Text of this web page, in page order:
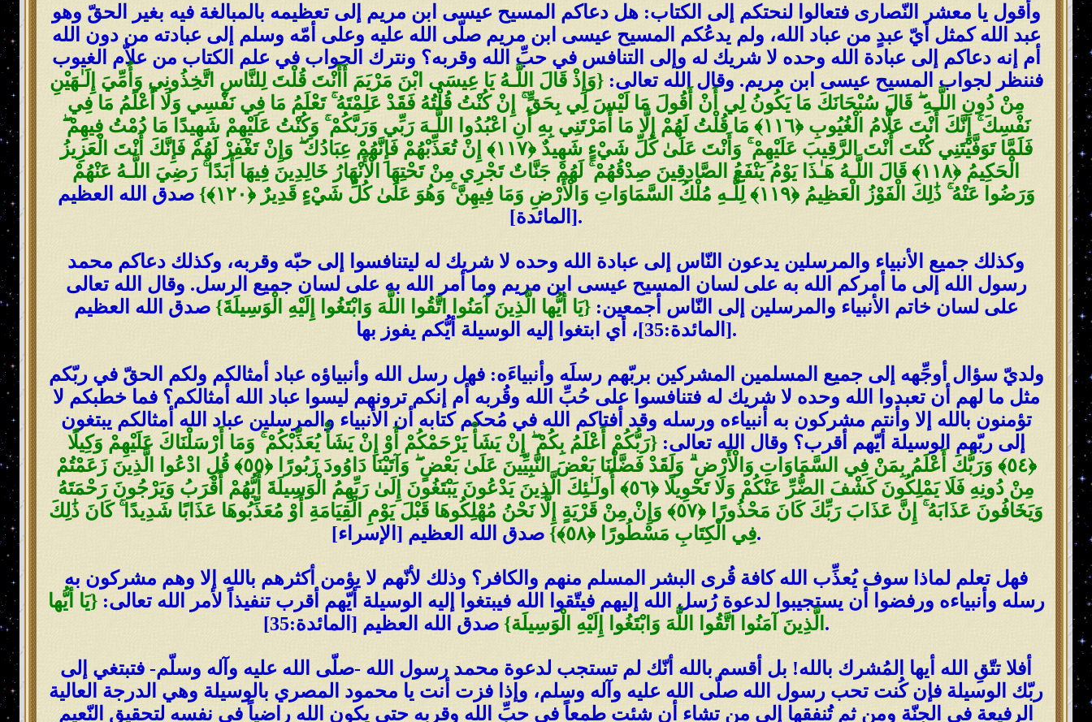
وأقول يا معشر النّصارى فتعالوا لنحتكم إلى الكتاب: هل دعاكم المسيح عيسى ابن مريم إلى تعظيمه بالمبالغة فيه بغير الحقّ وهو
عبد الله كمثل أيّ عبدٍ من عباد الله، ولم يدعُكم المسيح عيسى ابن مريم صلّى الله عليه وعلى أمّه وسلم إلى عبادته من دون الله
أم إنه دعاكم إلى عبادة الله وحده لا شريك له وإلى التنافس في حبِّ الله وقربه؟ ونترك الجواب في علم الكتاب من علاّم الغيوب
فننظر لجواب المسيح عيسى ابن مريم. وقال الله تعالى: {وَإِذْ قَالَ اللَّـهُ يَا عِيسَى ابْنَ مَرْيَمَ أَأَنْتَ قُلْتَ لِلنَّاسِ اتَّخِذُونِي وَأُمِّيَ إِلَـٰهَيْنِ
مِنْ دُونِ اللَّـهِ ۖ قَالَ سُبْحَانَكَ مَا يَكُونُ لِي أَنْ أَقُولَ مَا لَيْسَ لِي بِحَقٍّ ۚ إِنْ كُنْتُ قُلْتُهُ فَقَدْ عَلِمْتَهُ ۚ تَعْلَمُ مَا فِي نَفْسِي وَلَا أَعْلَمُ مَا فِي
نَفْسِكَ ۚ إِنَّكَ أَنْتَ عَلَّامُ الْغُيُوبِ ﴿١١٦﴾ مَا قُلْتُ لَهُمْ إِلَّا مَا أَمَرْتَنِي بِهِ أَنِ اعْبُدُوا اللَّـهَ رَبِّي وَرَبَّكُمْ ۚ وَكُنْتُ عَلَيْهِمْ شَهِيدًا مَا دُمْتُ فِيهِمْ ۖ
فَلَمَّا تَوَفَّيْتَنِي كُنْتَ أَنْتَ الرَّقِيبَ عَلَيْهِمْ ۚ وَأَنْتَ عَلَىٰ كُلِّ شَيْءٍ شَهِيدٌ ﴿١١٧﴾ إِنْ تُعَذِّبْهُمْ فَإِنَّهُمْ عِبَادُكَ ۖ وَإِنْ تَغْفِرْ لَهُمْ فَإِنَّكَ أَنْتَ الْعَزِيزُ
الْحَكِيمُ ﴿١١٨﴾ قَالَ اللَّـهُ هَـٰذَا يَوْمُ يَنْفَعُ الصَّادِقِينَ صِدْقُهُمْ ۚ لَهُمْ جَنَّاتٌ تَجْرِي مِنْ تَحْتِهَا الْأَنْهَارُ خَالِدِينَ فِيهَا أَبَدًا ۚ رَضِيَ اللَّـهُ عَنْهُمْ
وَرَضُوا عَنْهُ ۚ ذَٰلِكَ الْفَوْزُ الْعَظِيمُ ﴿١١٩﴾ لِلَّـهِ مُلْكُ السَّمَاوَاتِ وَالْأَرْضِ وَمَا فِيهِنَّ ۚ وَهُوَ عَلَىٰ كُلِّ شَيْءٍ قَدِيرٌ ﴿١٢٠﴾}
صدق الله العظيم
[المائدة].
وكذلك جميع الأنبياء والمرسلين يدعون النّاس إلى عبادة الله وحده لا شريك له ليتنافسوا إلى حبّه وقربه، وكذلك دعاكم محمد
رسول الله إلى ما أمركم الله به على لسان المسيح عيسى ابن مريم وما أمر الله به على لسان جميع الرسل. وقال الله تعالى
على لسان خاتم الأنبياء والمرسلين إلى النّاس أجمعين: {يَا أيُّها الَّذِينَ آمَنُوا اتَّقُوا اللَّهَ وَابْتَغُوا إِلَيْهِ الْوَسِيلَةَ} صدق الله العظيم
[المائدة:35]، أي ابتغوا إليه الوسيلة أيُّكم يفوز بها.
ولديّ سؤال أوجِّهه إلى جميع المسلمين المشركين بربّهم رسلَه وأنبياءَه: فهل رسل الله وأنبياؤه عباد أمثالكم ولكم الحقّ في ربّكم
مثل ما لهم أن تعبدوا الله وحده لا شريك له فتنافسوا على حُبِّ الله وقُربه أم إنكم ترونهم ليسوا عباد الله أمثالكم؟ فما خطبكم لا
تؤمنون بالله إلا وأنتم مشركون به أنبياءه ورسله وقد أفتاكم الله في مُحكم كتابه أن الأنبياء والمرسلين عباد الله أمثالكم يبتغون
إلى ربّهم الوسيلة أيّهم أقرب؟ وقال الله تعالى:{رَبُّكُمْ أَعْلَمُ بِكُمْ ۖ إِنْ يَشَأْ يَرْحَمْكُمْ أَوْ إِنْ يَشَأْ يُعَذِّبْكُمْ ۚ وَمَا أَرْسَلْنَاكَ عَلَيْهِمْ وَكِيلًا
﴿٥٤﴾ وَرَبُّكَ أَعْلَمُ بِمَنْ فِي السَّمَاوَاتِ وَالْأَرْضِ ۗ وَلَقَدْ فَضَّلْنَا بَعْضَ النَّبِيِّينَ عَلَىٰ بَعْضٍ ۖ وَآتَيْنَا دَاوُودَ زَبُورًا ﴿٥٥﴾ قُلِ ادْعُوا الَّذِينَ زَعَمْتُمْ
مِنْ دُونِهِ فَلَا يَمْلِكُونَ كَشْفَ الضُّرِّ عَنْكُمْ وَلَا تَحْوِيلًا ﴿٥٦﴾ أُولَـٰئِكَ الَّذِينَ يَدْعُونَ يَبْتَغُونَ إِلَىٰ رَبِّهِمُ الْوَسِيلَةَ أَيُّهُمْ أَقْرَبُ وَيَرْجُونَ رَحْمَتَهُ
وَيَخَافُونَ عَذَابَهُ ۚ إِنَّ عَذَابَ رَبِّكَ كَانَ مَحْذُورًا ﴿٥٧﴾ وَإِنْ مِنْ قَرْيَةٍ إِلَّا نَحْنُ مُهْلِكُوهَا قَبْلَ يَوْمِ الْقِيَامَةِ أَوْ مُعَذِّبُوهَا عَذَابًا شَدِيدًا ۚ كَانَ ذَٰلِكَ
فِي الْكِتَابِ مَسْطُورًا ﴿٥٨﴾}صدق الله العظيم [الإسراء].
فهل تعلم لماذا سوف يُعذِّب الله كافة قُرى البشر المسلم منهم والكافر؟ وذلك لأنّهم لا يؤمن أكثرهم بالله إلا وهم مشركون به
رسله وأنبياءه ورفضوا أن يستجيبوا لدعوة رُسل الله إليهم فيتّقوا الله فيبتغوا إليه الوسيلة أيّهم أقرب تنفيذاً لأمر الله تعالى:{يَا أيُّها
الَّذِينَ آمَنُوا اتَّقُوا اللَّهَ وَابْتَغُوا إِلَيْهِ الْوَسِيلَة} صدق الله العظيم [المائدة:35].
أفلا تتّقِ الله أيها المُشرك بالله! بل أقسم بالله أنّك لم تستجب لدعوة محمد رسول الله -صلّى الله عليه وآله وسلّم- فتبتغي إلى
ربّك الوسيلة فإن كُنت تحب رسول الله صلّى الله عليه وآله وسلم، وإذا فزت أنت يا محمود المصري بالوسيلة وهي الدرجة العالية
الرفيعة في الجنّة ومن ثم تُنفقها إلى من تشاء أن شئت طمعاً في حبِّ الله وقربه حتى يكون الله راضياً في نفسه لتحقيق النّعيم